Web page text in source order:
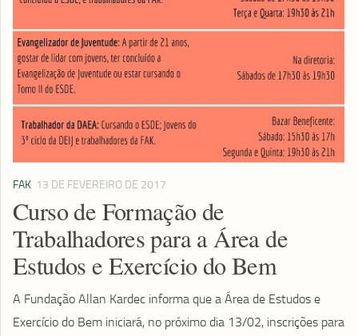
FAK 13 DE FEVEREIRO DE 2017
Curso de Formação de
Trabalhadores para a Área de
Estudos e Exercício do Bem
A Fundação Allan Kardec informa que a Área de Estudos e
Exercício do Bem iniciará, no próximo dia 13/02, inscrições para